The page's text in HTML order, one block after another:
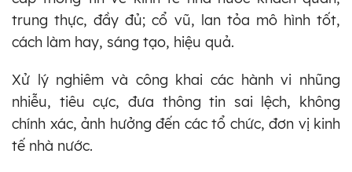
trung thực, đầy đủ; cổ vũ, lan tỏa mô hình tốt,
cách làm hay, sáng tạo, hiệu quả.
Xử lý nghiêm và công khai các hành vi nhũng
nhiễu, tiêu cực, đưa thông tin sai lệch, không
chính xác, ảnh hưởng đến các tổ chức, đơn vị kinh
tế nhà nước.